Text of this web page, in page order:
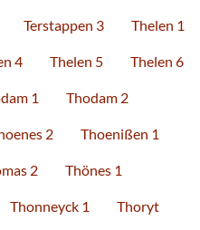
Terstappen 3 Thelen 1
4 Thelen 5 Thelen 6
1 Thodam 2
2 Thoenißen 1
2 Thönes 1
Thonneyck 1 Thoryt